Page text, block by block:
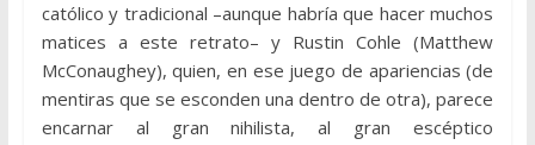
católico y tradicional –aunque habría que hacer muchos
matices a este retrato– y Rustin Cohle (Matthew
McConaughey), quien, en ese juego de apariencias (de
mentiras que se esconden una dentro de otra), parece
encarnar al gran nihilista, al gran escéptico